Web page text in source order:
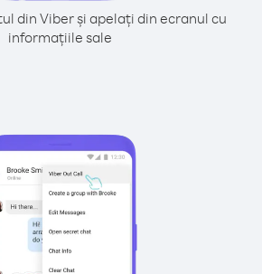
din Viber și apelați din ecranul cu
informațiile sale